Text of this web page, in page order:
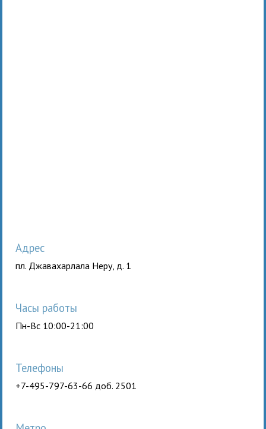
Адрес
пл. Джавахарлала Неру, д. 1
Часы работы
Пн-Вс 10:00-21:00
Телефоны
+7-495-797-63-66 доб. 2501